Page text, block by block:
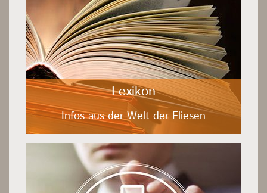
Lexikon
Infos aus der Welt der Fliesen